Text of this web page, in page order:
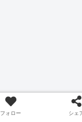
フォロー シェ